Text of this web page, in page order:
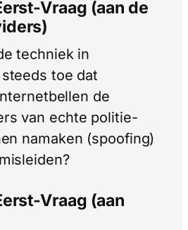
Vraag (aan de
techniek in
toe dat
de
van echte politie-
namaken (spoofing)
Vraag (aan